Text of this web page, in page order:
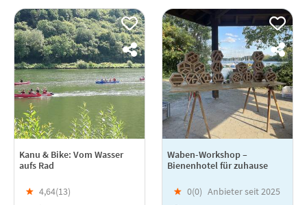
Kanu & Bike: Vom Wasser
aufs Rad
★ 4,64(13)
Waben-Workshop –
Bienenhotel für zuhause
★ 0(0) Anbieter seit 2025